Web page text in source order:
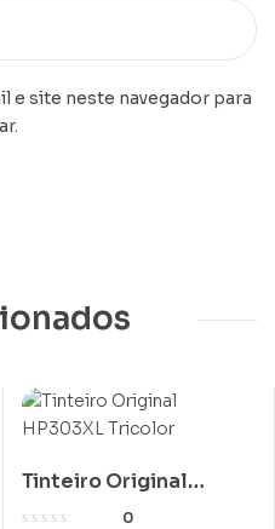
e site neste navegador para
Tinteiro Original
HP303XL Tricolor
0